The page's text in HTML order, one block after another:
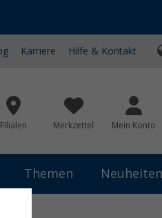
Top-Deals
Karriere Hilfe & Kontakt
Filialen Merkzettel Mein Konto
Themen Neuheiten